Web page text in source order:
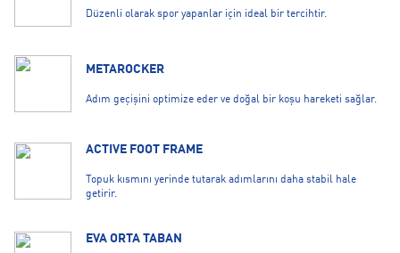
Düzenli olarak spor yapanlar için ideal bir tercihtir.
METAROCKER
Adım geçişini optimize eder ve doğal bir koşu hareketi sağlar.
ACTIVE FOOT FRAME
Topuk kısmını yerinde tutarak adımlarını daha stabil hale
getirir.
EVA ORTA TABAN